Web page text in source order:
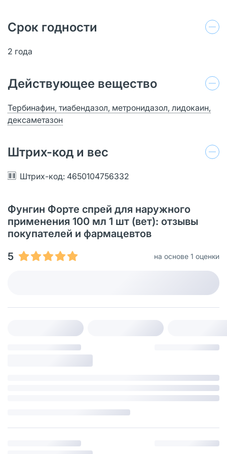
Срок годности
2 года
Действующее вещество
Тербинафин, тиабендазол, метронидазол, лидокаин,
дексаметазон
Штрих-код и вес
Штрих-код: 4650104756332
Фунгин Форте спрей для наружного
применения 100 мл 1 шт (вет): отзывы
покупателей и фармацевтов
5
на основе 1 оценки